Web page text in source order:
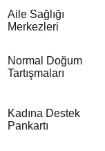
Aile Sağlığı
Merkezleri
Normal Doğum
Tartışmaları
Kadına Destek
Pankartı